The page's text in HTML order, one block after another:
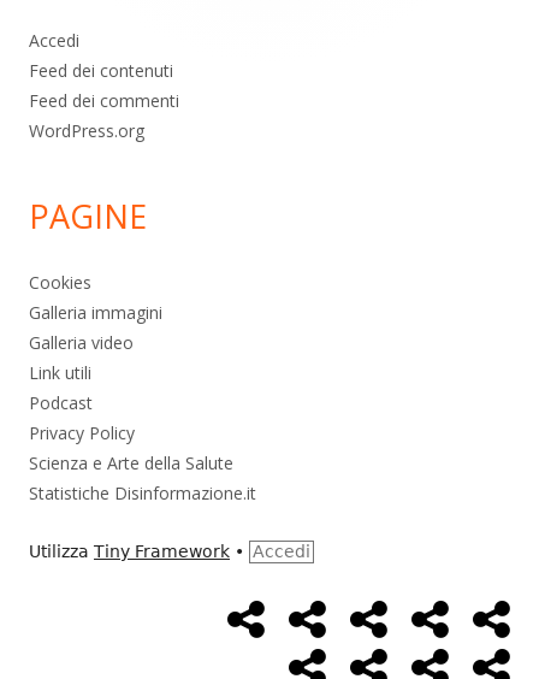
Accedi
Feed dei contenuti
Feed dei commenti
WordPress.org
PAGINE
Cookies
Galleria immagini
Galleria video
Link utili
Podcast
Privacy Policy
Scienza e Arte della Salute
Statistiche Disinformazione.it
Utilizza Tiny Framework • Accedi
MenùHome
Page
Alimentazione
AmbienteBambini
Cancro ControlloEconomia